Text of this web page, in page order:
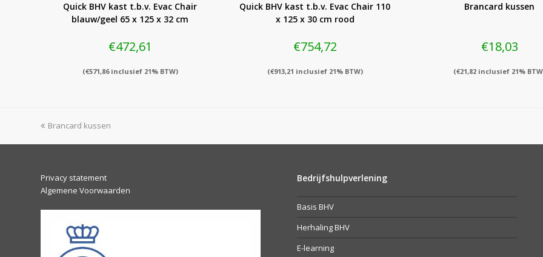
Quick BHV kast t.b.v. Evac Chair
blauw/geel 65 x 125 x 32 cm
€472,61
(€571,86inclusief 21% BTW)
Quick BHV kast t.b.v. Evac Chair 110
x 125 x 30 cm rood
€754,72
(€913,21 inclusief 21% BTW)
Brancard kussen
€18,03
(€21,82 inclusief 21%
previous
Brancard kussen
Privacy statement
Algemene Voorwaarden
Bedrijfshulpverlening
Basis BHV
Herhaling BHV
E-learning